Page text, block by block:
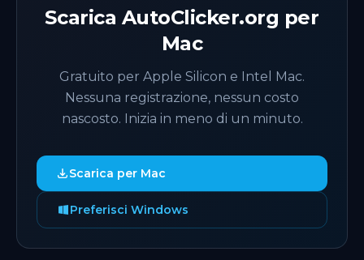
Scarica AutoClicker.org per
Mac
Gratuito per Apple Silicon e Intel Mac.
Nessuna registrazione, nessun costo
nascosto. Inizia in meno di un minuto.
Scarica per Mac
Preferisci Windows